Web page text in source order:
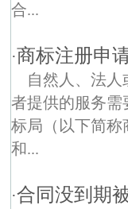
合...
·商标注册申
自然人、法
者提供的服务
标局（以下简称
和...
·合同没到期